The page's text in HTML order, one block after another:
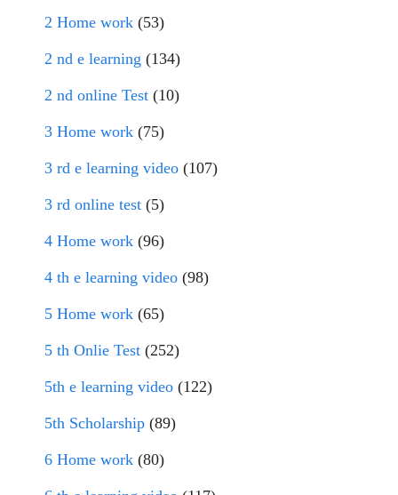
2 Home work (53)
2 nd e learning (134)
2 nd online Test (10)
3 Home work (75)
3 rd e learning video (107)
3 rd online test (5)
4 Home work (96)
4 th e learning video (98)
5 Home work (65)
5 th Onlie Test (252)
5th e learning video (122)
5th Scholarship (89)
6 Home work (80)